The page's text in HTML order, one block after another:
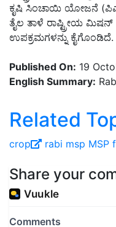
ಕೃಷಿ ಸಿಂಚಾಯಿ ಯೋಜನೆ
ತೈಲ ತಾಳೆ ರಾಷ್ಟ್ರೀಯ
ಉಪಕ್ರಮಗಳನ್ನು ಕೈಗೊಂಡಿದೆ.
Published On: 19
English Summary:
Related
crop rabi msp MSP
Share your